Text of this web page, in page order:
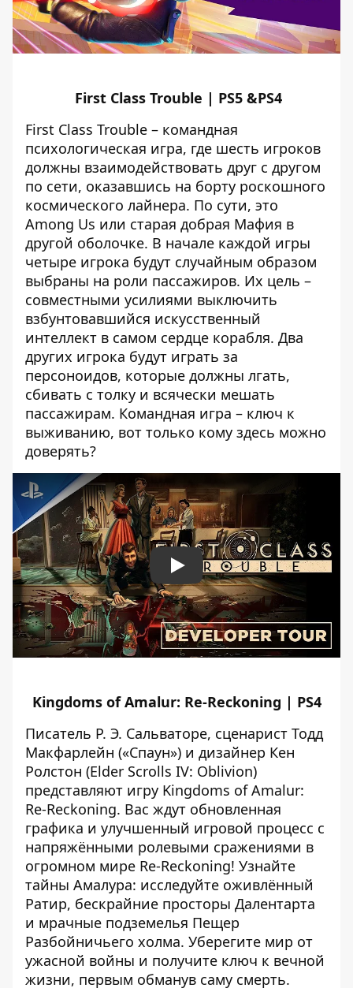
First Class Trouble | PS5 &PS4
First Class Trouble – командная
психологическая игра, где шесть игроков
должны взаимодействовать друг с другом
по сети, оказавшись на борту роскошного
космического лайнера. По сути, это
Among Us или старая добрая Мафия в
другой оболочке. В начале каждой игры
четыре игрока будут случайным образом
выбраны на роли пассажиров. Их цель –
совместными усилиями выключить
взбунтовавшийся искусственный
интеллект в самом сердце корабля. Два
других игрока будут играть за
персоноидов, которые должны лгать,
сбивать с толку и всячески мешать
пассажирам. Командная игра – ключ к
выживанию, вот только кому здесь можно
доверять?
Play
Kingdoms of Amalur: Re-Reckoning | PS4
Писатель Р. Э. Сальваторе, сценарист Тодд
Макфарлейн («Спаун») и дизайнер Кен
Ролстон (Elder Scrolls IV: Oblivion)
представляют игру Kingdoms of Amalur:
Re-Reckoning. Вас ждут обновленная
графика и улучшенный игровой процесс с
напряжёнными ролевыми сражениями в
огромном мире Re-Reckoning! Узнайте
тайны Амалура: исследуйте оживлённый
Ратир, бескрайние просторы Далентарта
и мрачные подземелья Пещер
Разбойничьего холма. Уберегите мир от
ужасной войны и получите ключ к вечной
жизни, первым обманув саму смерть.